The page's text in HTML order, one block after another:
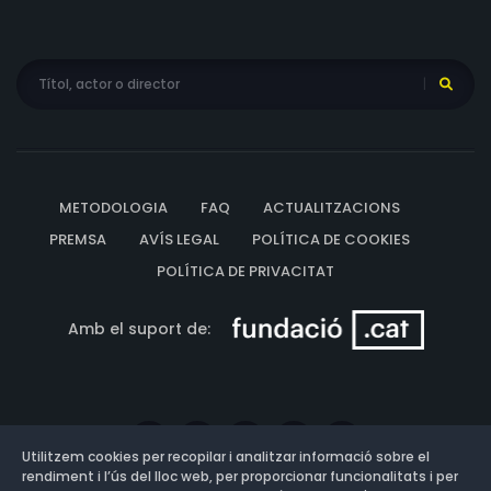
METODOLOGIA FAQ
ACTUALITZACIONS
PREMSA
AVÍS LEGAL
POLÍTICA DE COOKIES
POLÍTICA DE PRIVACITAT
Amb el suport de:
Utilitzem cookies per recopilar i analitzar informació sobre el
rendiment i l’ús del lloc web, per proporcionar funcionalitats i per